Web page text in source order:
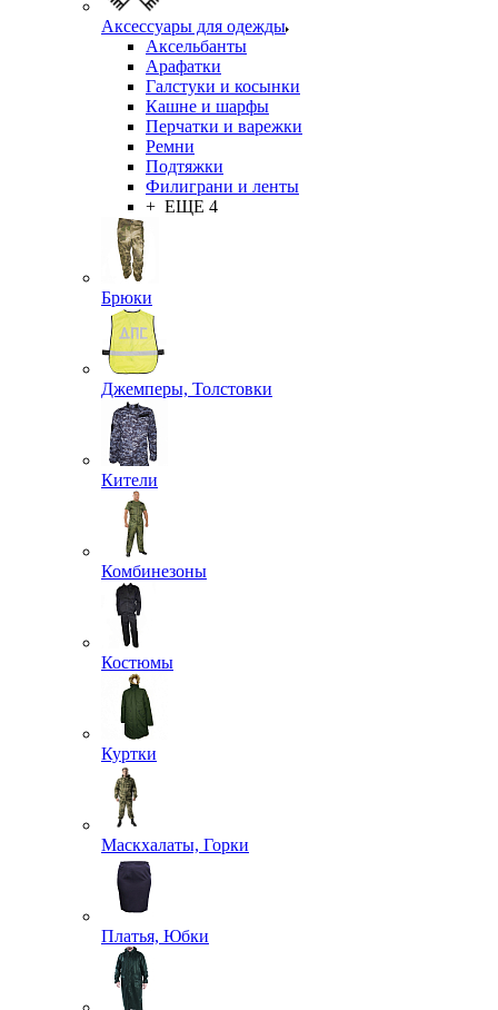
Аксессуары для одежды
Аксельбанты
Арафатки
Галстуки и косынки
Кашне и шарфы
Перчатки и варежки
Ремни
Подтяжки
Филиграни и ленты
+ ЕЩЕ 4
Брюки
Джемперы, Толстовки
Кители
Комбинезоны
Костюмы
Куртки
Маскхалаты, Горки
Платья, Юбки